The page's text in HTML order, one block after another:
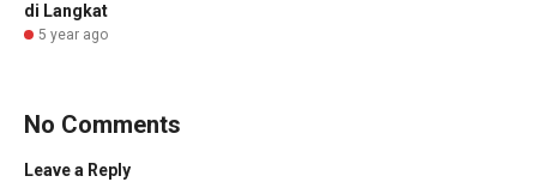
di Langkat
5 year ago
No Comments
Leave a Reply